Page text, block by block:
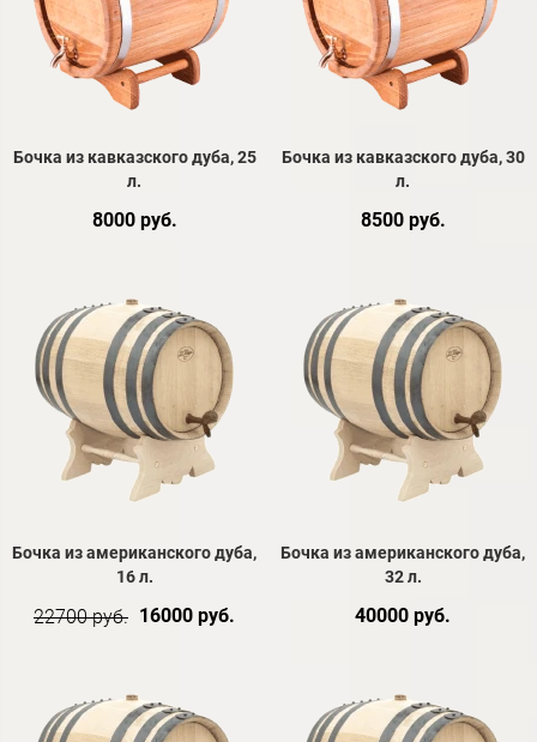
Бочка из кавказского дуба, 25
л.
8000 руб.
Бочка из кавказского дуба, 30
л.
8500 руб.
Бочка из американского дуба,
16 л.
22700 руб. 16000 руб.
Бочка из американского дуба,
32 л.
40000 руб.